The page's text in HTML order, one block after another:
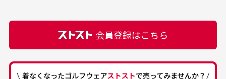
カートの有効時間はありますか？
は自動的にカート内の商品が削除されますのでご注意
ある場合もございます。会員登録はこちら